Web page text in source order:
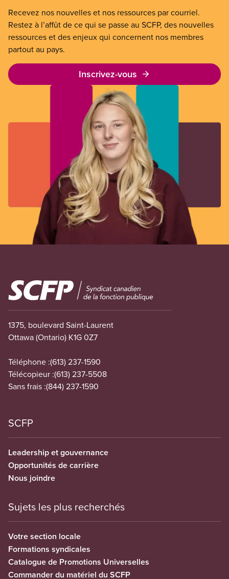
Recevez nos nouvelles et nos ressources par courriel.
Restez à l’affût de ce qui se passe au SCFP, des nouvelles
ressources et des enjeux qui concernent nos membres
partout au pays.
Inscrivez-vous
Image
1375, boulevard Saint-Laurent
Ottawa (Ontario) K1G 0Z7
Téléphone :(613) 237-1590
Télécopieur :(613) 237-5508
Sans frais :(844) 237-1590
SCFP
Leadership et gouvernance
Opportunités de carrière
Nous joindre
Sujets les plus recherchés
Votre section locale
Formations syndicales
Catalogue de Promotions Universelles
Commander du matériel du SCFP